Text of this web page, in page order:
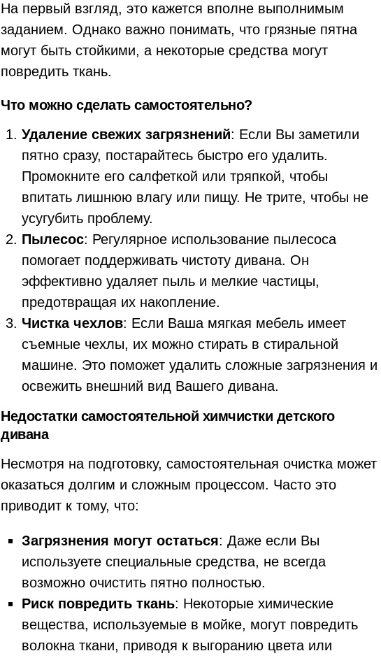
На первый взгляд, это кажется вполне выполнимым
заданием. Однако важно понимать, что грязные пятна
могут быть стойкими, а некоторые средства могут
повредить ткань.
Что можно сделать самостоятельно?
Удаление свежих загрязнений: Если Вы заметили
пятно сразу, постарайтесь быстро его удалить.
Промокните его салфеткой или тряпкой, чтобы
впитать лишнюю влагу или пищу. Не трите, чтобы не
усугубить проблему.
Пылесос: Регулярное использование пылесоса
помогает поддерживать чистоту дивана. Он
эффективно удаляет пыль и мелкие частицы,
предотвращая их накопление.
Чистка чехлов: Если Ваша мягкая мебель имеет
съемные чехлы, их можно стирать в стиральной
машине. Это поможет удалить сложные загрязнения и
освежить внешний вид Вашего дивана.
Недостатки самостоятельной химчистки детского
дивана
Несмотря на подготовку, самостоятельная очистка может
оказаться долгим и сложным процессом. Часто это
приводит к тому, что:
Загрязнения могут остаться: Даже если Вы
используете специальные средства, не всегда
возможно очистить пятно полностью.
Риск повредить ткань: Некоторые химические
вещества, используемые в мойке, могут повредить
волокна ткани, приводя к выгоранию цвета или